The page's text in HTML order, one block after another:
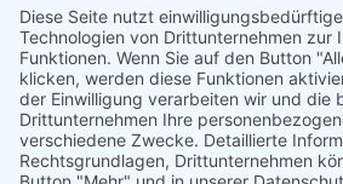
Beliebte Kategorien
Aufsitzrasenmäher
Mähroboter
Motorsäge
Schneefräse
Akku